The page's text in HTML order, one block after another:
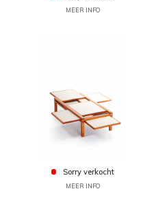
MEER INFO
Sorry verkocht
MEER INFO